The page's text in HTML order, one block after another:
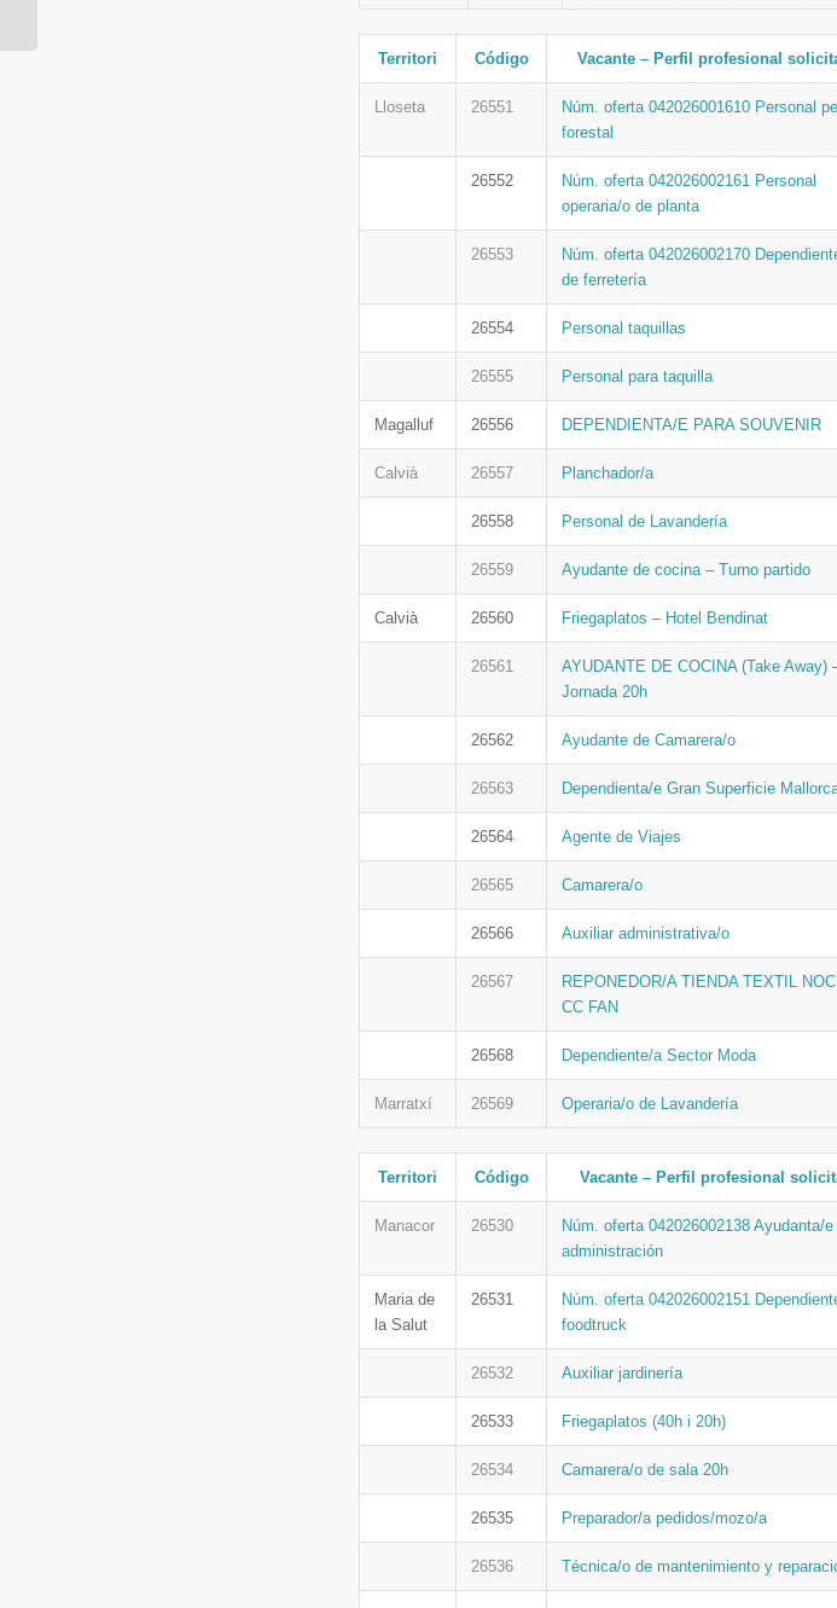
Territori Código Vacante – Perfil profesional
Lloseta 26551
Núm. oferta 042026001610 Personal
forestal
26552
Núm. oferta 042026002161 Personal
operaria/o de planta
26553
Núm. oferta 042026002170
de ferretería
26554 Personal taquillas
26555 Personal para taquilla
Magalluf 26556 DEPENDIENTA/E PARA SOUVENIR
Calvià 26557 Planchador/a
26558 Personal de Lavandería
26559 Ayudante de cocina – Turno partido
Calvià 26560 Friegaplatos – Hotel Bendinat
26561
AYUDANTE DE COCINA (Take Away)
Jornada 20h
26562 Ayudante de Camarera/o
26563 Dependienta/e Gran Superficie
26564 Agente de Viajes
26565 Camarera/o
26566 Auxiliar administrativa/o
26567
REPONEDOR/A TIENDA TEXTIL
CC FAN
26568 Dependiente/a Sector Moda
Marratxí 26569 Operaria/o de Lavandería
Territori Código Vacante – Perfil profesional
Manacor 26530
Núm. oferta 042026002138 Ayudanta/e
administración
Maria de
la Salut
26531
Núm. oferta 042026002151
foodtruck
26532 Auxiliar jardinería
26533 Friegaplatos (40h i 20h)
26534 Camarera/o de sala 20h
26535 Preparador/a pedidos/mozo/a
26536 Técnica/o de mantenimiento y